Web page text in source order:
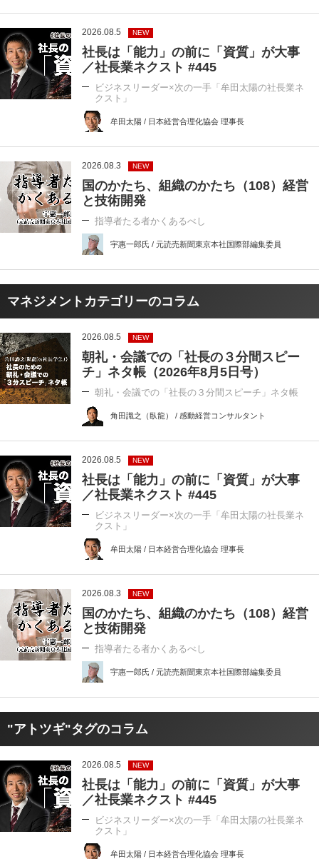
2026.08.5 NEW
社長は「能力」の前に「資質」が大事
／社長業ネクスト #445
ビジネスリーダー×次の一手「牟田太陽の社長業ネ
クスト」
牟田太陽 / 日本経営合理化協会 理事長
2026.08.3 NEW
国のかたち、組織のかたち（108）経営
と技術開発
指導者たる者かくあるべし
宇惠一郎氏 / 元読売新聞東京本社国際部編集委員
マネジメントカテゴリーのコラム
2026.08.5 NEW
朝礼・会議での「社長の３分間スピー
チ」ネタ帳（2026年8月5日号）
朝礼・会議での「社長の３分間スピーチ」ネタ帳
角田識之（臥龍） / 感動経営コンサルタント
2026.08.5 NEW
社長は「能力」の前に「資質」が大事
／社長業ネクスト #445
ビジネスリーダー×次の一手「牟田太陽の社長業ネ
クスト」
牟田太陽 / 日本経営合理化協会 理事長
2026.08.3 NEW
国のかたち、組織のかたち（108）経営
と技術開発
指導者たる者かくあるべし
宇惠一郎氏 / 元読売新聞東京本社国際部編集委員
"アトツギ"タグのコラム
2026.08.5 NEW
社長は「能力」の前に「資質」が大事
／社長業ネクスト #445
ビジネスリーダー×次の一手「牟田太陽の社長業ネ
クスト」
牟田太陽 / 日本経営合理化協会 理事長